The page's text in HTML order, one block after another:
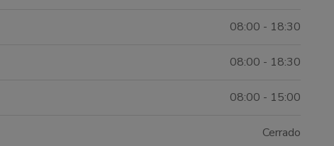
08:00 - 18:30
08:00 - 18:30
08:00 - 15:00
Cerrado